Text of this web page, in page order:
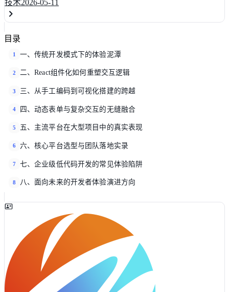
技术2026-05-11
目录
1 一、传统开发模式下的体验泥潭
2 二、React组件化如何重塑交互逻辑
3 三、从手工编码到可视化搭建的跨越
4 四、动态表单与复杂交互的无缝融合
5 五、主流平台在大型项目中的真实表现
6 六、核心平台选型与团队落地实录
7 七、企业级低代码开发的常见体验陷阱
8 八、面向未来的开发者体验演进方向